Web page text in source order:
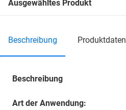
Ausgewähltes Produkt
beschreibung produktdaten
Beschreibung
Art der Anwendung: